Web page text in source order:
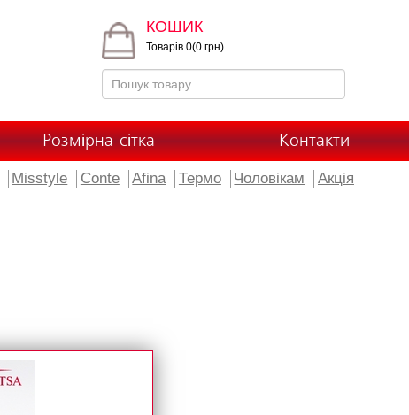
КОШИК
Товарів 0(0 грн)
Розмірна сітка Контакти
Misstyle Conte Afina Термо Чоловікам Акція